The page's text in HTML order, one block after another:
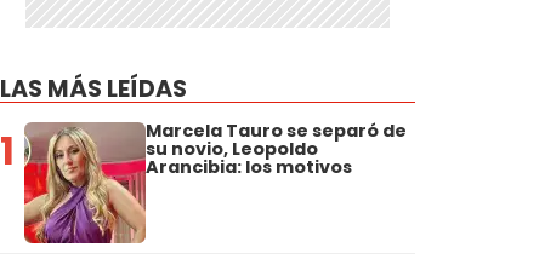
LAS MÁS LEÍDAS
1 Marcela Tauro se separó de
su novio, Leopoldo
Arancibia: los motivos